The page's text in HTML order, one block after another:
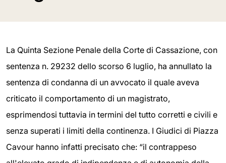
La Quinta Sezione Penale della Corte di Cassazione, con
sentenza n. 29232 dello scorso 6 luglio, ha annullato la
sentenza di condanna di un avvocato il quale aveva
criticato il comportamento di un magistrato,
esprimendosi tuttavia in termini del tutto corretti e civili e
senza superati i limiti della continenza. I Giudici di Piazza
Cavour hanno infatti precisato che: “il contrappeso